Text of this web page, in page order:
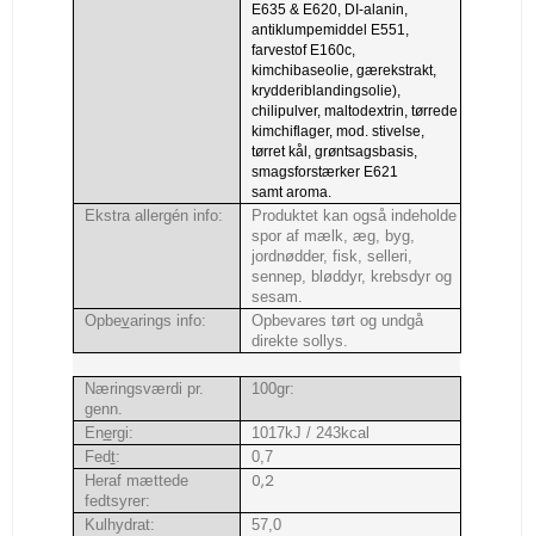
E635 & E620, DI-alanin,
antiklumpemiddel E551,
farvestof E160c,
kimchibaseolie, gærekstrakt,
krydderiblandingsolie),
chilipulver, maltodextrin, tørrede
kimchiflager, mod. stivelse,
tørret kål, grøntsagsbasis,
smagsforstærker E621
samt aroma.
Ekstra allergén info:
Produktet kan også indeholde
spor af mælk, æg, byg,
jordnødder, fisk, selleri,
sennep, bløddyr, krebsdyr og
sesam.
Opbevarings info:
Opbevares tørt og undgå
direkte sollys.
Næringsværdi pr.
genn.
100gr:
Energi:
1017kJ / 243kcal
Fedt:
0,7
Heraf mættede
fedtsyrer:
0,2
Kulhydrat:
57,0